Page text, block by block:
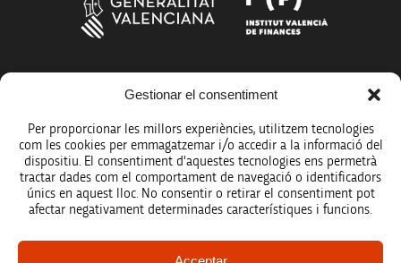
Gestionar el consentiment
Per proporcionar les millors experiències, utilitzem tecnologies
com les cookies per emmagatzemar i/o accedir a la informació del
dispositiu. El consentiment d'aquestes tecnologies ens permetrà
tractar dades com el comportament de navegació o identificadors
únics en aquest lloc. No consentir o retirar el consentiment pot
afectar negativament determinades característiques i funcions.
Més organismes de suport a la innovació
Avís legal